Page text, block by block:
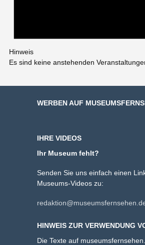
Hinweis
Es sind keine anstehenden
WERBEN AUF
IHRE VIDEOS
Ihr Museum fehlt?
Senden Sie uns einfach einen
Museums-Videos zu:
HINWEIS ZUR VERWENDUNG
Die Texte auf